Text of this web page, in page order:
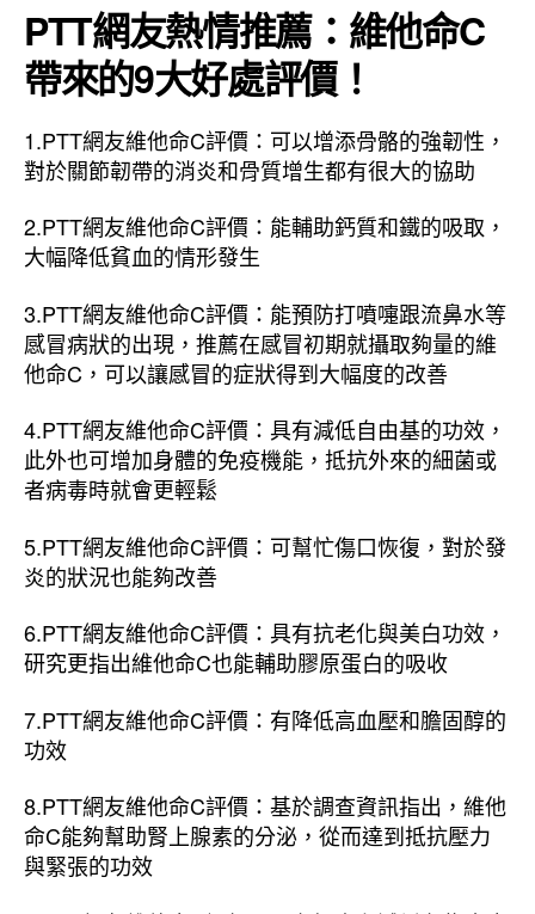
PTT網友熱情推薦：維他命C
帶來的9大好處評價！
1.PTT網友維他命C評價：可以增添骨骼的強韌性，
對於關節韌帶的消炎和骨質增生都有很大的協助
2.PTT網友維他命C評價：能輔助鈣質和鐵的吸取，
大幅降低貧血的情形發生
3.PTT網友維他命C評價：能預防打噴嚏跟流鼻水等
感冒病狀的出現，推薦在感冒初期就攝取夠量的維
他命C，可以讓感冒的症狀得到大幅度的改善
4.PTT網友維他命C評價：具有減低自由基的功效，
此外也可增加身體的免疫機能，抵抗外來的細菌或
者病毒時就會更輕鬆
5.PTT網友維他命C評價：可幫忙傷口恢復，對於發
炎的狀況也能夠改善
6.PTT網友維他命C評價：具有抗老化與美白功效，
研究更指出維他命C也能輔助膠原蛋白的吸收
7.PTT網友維他命C評價：有降低高血壓和膽固醇的
功效
8.PTT網友維他命C評價：基於調查資訊指出，維他
命C能夠幫助腎上腺素的分泌，從而達到抵抗壓力
與緊張的功效